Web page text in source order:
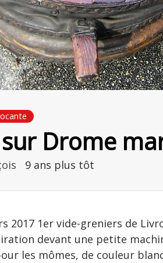
Drome
9 ans plus tôt
2017 1er vide-greniers de
devant une petite
les mômes, de couleur